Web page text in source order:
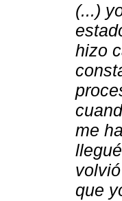
(...)
hizo
me
que